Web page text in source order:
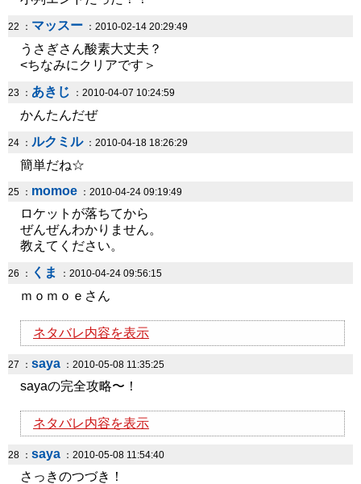
22 ： マッスー ：2010-02-14 20:29:49
うさぎさん酸素大丈夫？
<ちなみにクリアです＞
23 ： あきじ ：2010-04-07 10:24:59
かんたんだぜ
24 ： ルクミル：2010-04-18 18:26:29
簡単だね☆
25 ： momoe ：2010-04-24 09:19:49
ロケットが落ちてから
ぜんぜんわかりません。
教えてください。
26 ： くま ：2010-04-24 09:56:15
ｍｏｍｏｅさん
ネタバレ内容を表示
27 ： saya ：2010-05-08 11:35:25
sayaの完全攻略〜！
ネタバレ内容を表示
28 ： saya ：2010-05-08 11:54:40
さっきのつづき！